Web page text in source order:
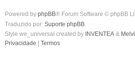
Powered by phpBB® Forum Software © phpBB
Traduzido por: Suporte phpBB
Style we_universal created by INVENTEA &
Privacidade
Termos